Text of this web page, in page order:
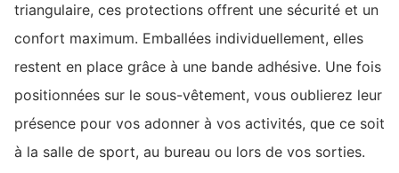
triangulaire, ces protections offrent une sécurité et un
confort maximum. Emballées individuellement, elles
restent en place grâce à une bande adhésive. Une fois
positionnées sur le sous-vêtement, vous oublierez leur
présence pour vos adonner à vos activités, que ce soit
à la salle de sport, au bureau ou lors de vos sorties.